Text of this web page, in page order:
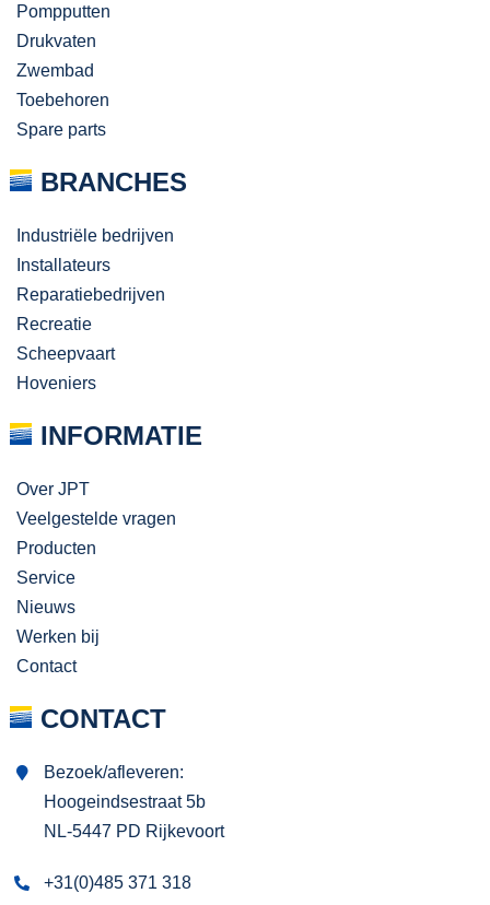
Pompputten
Drukvaten
Zwembad
Toebehoren
Spare parts
BRANCHES
Industriële bedrijven
Installateurs
Reparatiebedrijven
Recreatie
Scheepvaart
Hoveniers
INFORMATIE
Over JPT
Veelgestelde vragen
Producten
Service
Nieuws
Werken bij
Contact
CONTACT
Bezoek/afleveren:
Hoogeindsestraat 5b
NL-5447 PD Rijkevoort
+31(0)485 371 318